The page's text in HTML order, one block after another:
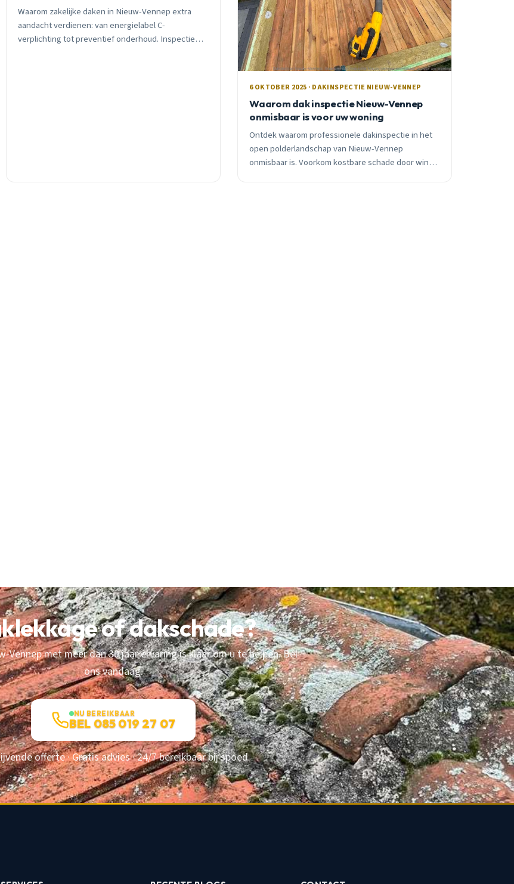
Waarom zakelijke daken in Nieuw-Vennep extra
aandacht verdienen: van energielabel C-
verplichting tot preventief onderhoud. Inspectie
6 OKTOBER 2025 · DAKINSPECTIE NIEUW-VENNEP
Waarom dak inspectie Nieuw-Vennep
onmisbaar is voor uw woning
Ontdek waarom professionele dakinspectie in het
open polderlandschap van Nieuw-Vennep
onmisbaar is. Voorkom kostbare schade door wind,
of dakschade?
Vennep met meer dan 30 jaar ervaring is klaar om u te helpen. Bel
ons vandaag.
NU BEREIKBAAR
BEL 085 019 27 07
offerte · Gratis advies · 24/7 bereikbaar bij spoed